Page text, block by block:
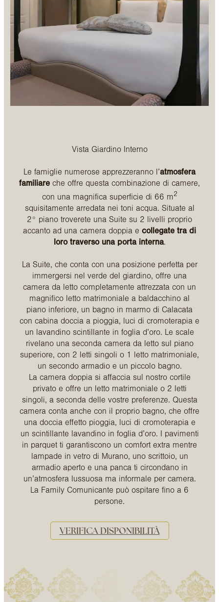
Vista Giardino Interno
Le famiglie numerose apprezzeranno l’atmosfera
familiare che offre questa combinazione di camere,
con una magnifica superficie di 66 m2
squisitamente arredata nei toni acqua. Situate al
2° piano troverete una Suite su 2 livelli proprio
accanto ad una camera doppia e collegate tra di
loro traverso una porta interna.
La Suite, che conta con una posizione perfetta per
immergersi nel verde del giardino, offre una
camera da letto completamente attrezzata con un
magnifico letto matrimoniale a baldacchino al
piano inferiore, un bagno in marmo di Calacata
con cabina doccia a pioggia, luci di cromoterapia e
un lavandino scintillante in foglia d’oro. Le scale
rivelano una seconda camera da letto sul piano
superiore, con 2 letti singoli o 1 letto matrimoniale,
un secondo armadio e un piccolo bagno.
La camera doppia si affaccia sul nostro cortile
privato e offre un letto matrimoniale o 2 letti
singoli, a seconda delle vostre preferenze. Questa
camera conta anche con il proprio bagno, che offre
una doccia effetto pioggia, luci di cromoterapia e
un scintillante lavandino in foglia d’oro. I pavimenti
in parquet ti garantiscono un comfort extra mentre
lampade in vetro di Murano, uno scrittoio, un
armadio aperto e una panca ti circondano in
un’atmosfera lussuosa ma informale per camera.
La Family Comunicante può ospitare fino a 6
persone.
VERIFICA DISPONIBILITÀ